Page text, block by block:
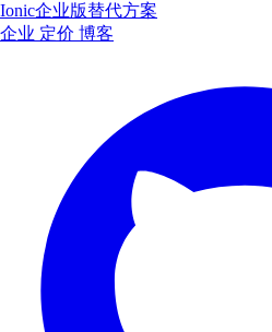
Ionic企业版替代方案
企业 定价 博客